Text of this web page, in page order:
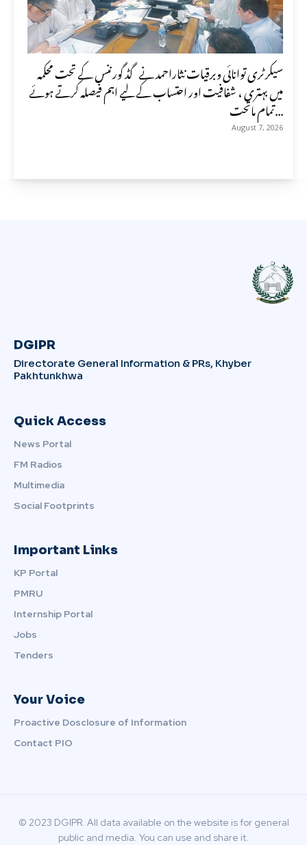
سیکرٹری توانائی وبرقیات نثاراحمد نے گڈ گورننس کے تحت محکمہ
میں بہتری ، شفافیت اور احتساب کے لیے اہم فیصلہ کرتے ہوئے
تمام ماتحت...
August 7, 2026
DGIPR
Directorate General Information & PRs, Khyber
Pakhtunkhwa
Quick Access
News Portal
FM Radios
Multimedia
Social Footprints
Important Links
KP Portal
PMRU
Internship Portal
Jobs
Tenders
Your Voice
Proactive Dosclosure of Information
Contact PIO
© 2023 DGIPR. All data available on the website is for general
public and media. You can use and share it.